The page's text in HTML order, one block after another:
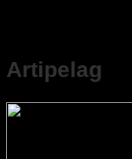
Artipelag